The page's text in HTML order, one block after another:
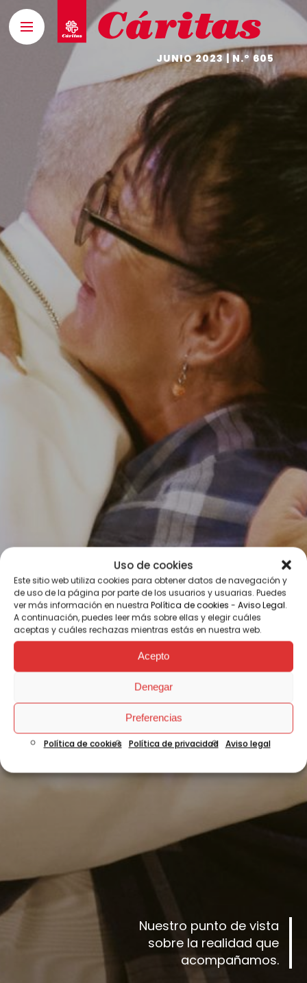
Uso de cookies
Este sitio web utiliza cookies para obtener datos de navegación y
de uso de la página por parte de los usuarios y usuarias. Puedes
ver más información en nuestra Política de cookies - Aviso Legal.
A continuación, puedes leer más sobre ellas y elegir cuáles
aceptas y cuáles rechazas mientras estás en nuestra web.
Acepto
Denegar
Preferencias
Política de cookies Política de privacidad Aviso legal
JUNIO 2023 | N.º 605
Nuestro punto de vista
sobre la realidad que
acompañamos.